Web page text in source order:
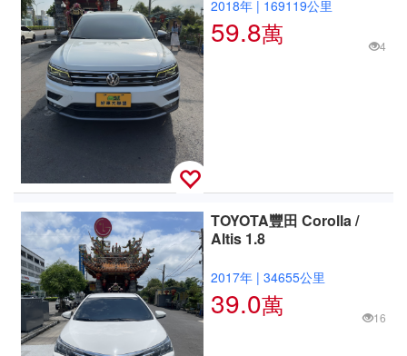
2018年 | 169119公里
59.8萬 4
TOYOTA豐田 Corolla /
Altis 1.8
2017年 |34655公里
39.0萬 16